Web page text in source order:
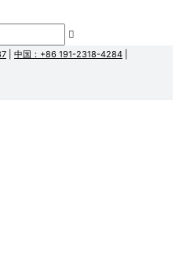
中国：+86 191-2318-4284